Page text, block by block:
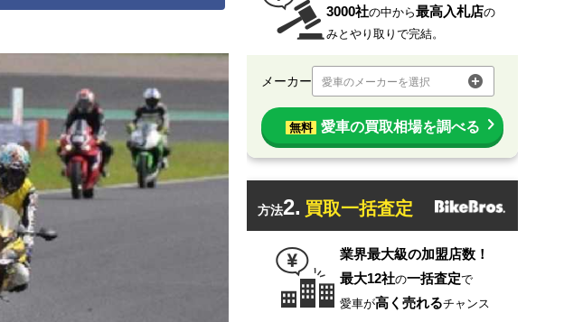
3000社の中から最高入札店の
みとやり取りで完結。
メーカー 愛車のメーカーを選択
無料 愛車の買取相場を調べる
方法2. 買取一括査定
業界最大級の加盟店数！
最大12社の一括査定で
愛車が高く売れるチャンス